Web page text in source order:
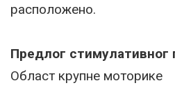
расположено.
Предлог стимулативног
Област крупне моторике